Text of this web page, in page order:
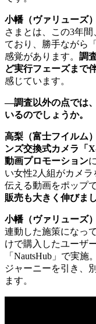
小幡（ヴァリューズ
さまとは、この3年
ており、勝手ながら
感覚があります。 調
ど実行フェーズまで
感じています。
―調査以外の点では
いるのでしょうか。
高梨（富士フイルム
ンズ交換式カメラ「
動画プロモーション
い女性2人組がカメ
伝える動画をポップ
販売も大きく伸びま
小幡（ヴァリューズ
連動した施策になっ
けで購入したユーザ
「NautsHub」で実
ジャーニーを引き、
ます。